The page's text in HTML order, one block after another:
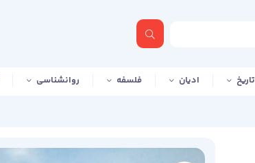
تاریخ ادیان فلسفه روانشناسی